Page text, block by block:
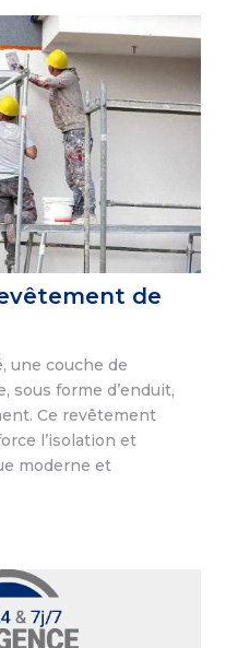
de
une couche de
sous forme d’enduit,
Ce revêtement
l’isolation et
moderne et